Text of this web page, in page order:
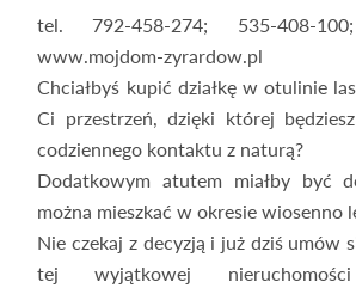
tel. 792-458-274; 535-408-
www.mojdom-zyrardow.pl
Chciałbyś kupić działkę w otulinie
Ci przestrzeń, dzięki której
codziennego kontaktu z naturą?
Dodatkowym atutem miałby być
można mieszkać w okresie wiosenno
Nie czekaj z decyzją i już dziś umów
tej wyjątkowej